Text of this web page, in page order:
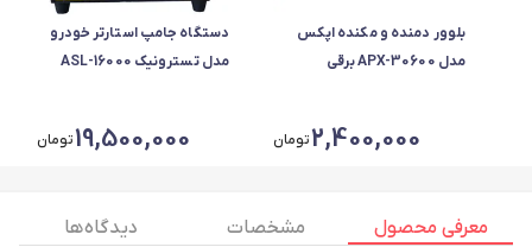
بلوور دمنده و مکنده اپکس
مدل APX-30600 برقی
2,400,000تومان
دستگاه جامپ استارتر خودرو
مدل تسترونیک ASL-16000
19,500,000تومان
معرفی محصول مشخصات
دیدگاه ها